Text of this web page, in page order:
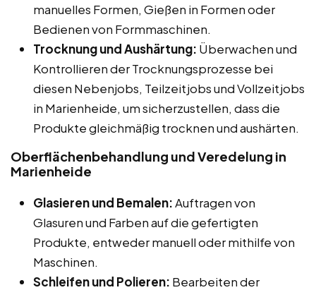
manuelles Formen, Gießen in Formen oder
Bedienen von Formmaschinen.
Trocknung und Aushärtung: Überwachen und
Kontrollieren der Trocknungsprozesse bei
diesen Nebenjobs, Teilzeitjobs und Vollzeitjobs
in Marienheide, um sicherzustellen, dass die
Produkte gleichmäßig trocknen und aushärten.
Oberflächenbehandlung und Veredelung in
Marienheide
Glasieren und Bemalen:Auftragen von
Glasuren und Farben auf die gefertigten
Produkte, entweder manuell oder mithilfe von
Maschinen.
Schleifen und Polieren: Bearbeiten der